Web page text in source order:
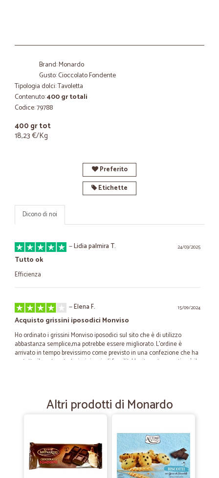
Brand: Monardo
Gusto: Cioccolato Fondente
Tipologia dolci: Tavoletta
Contenuto:400 gr totali
Codice: 79788
400 gr tot
18,23 €/Kg
Preferito
Etichette
Dicono di noi
24/03/2025
—Lidia palmira T.
Tutto ok
Efficienza
15/09/2024
—Elena F.
Acquisto grissini iposodici Monviso
Ho ordinato i grissini Monviso iposodici sul sito che è di utilizzo
abbastanza semplice,ma potrebbe essere migliorato. L'ordine è
arrivato in tempo brevissimo come previsto in una confezione che ha
protetto il contenuto (grissini, quindi fragili). L'unita nota negativa è il
—Patrizio A.
tutto perfetto...descrizione..pacco e spedizione
31/07/2021
Marcello V.
Altri prodotti di Monardo